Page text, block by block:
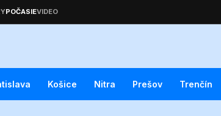
Košice Nitra Prešov Trenčín